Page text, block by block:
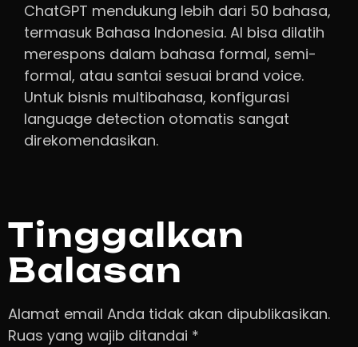
ChatGPT mendukung lebih dari 50 bahasa,
termasuk Bahasa Indonesia. AI bisa dilatih
merespons dalam bahasa formal, semi-
formal, atau santai sesuai brand voice.
Untuk bisnis multibahasa, konfigurasi
language detection otomatis sangat
direkomendasikan.
Tinggalkan
Balasan
Alamat email Anda tidak akan dipublikasikan.
Ruas yang wajib ditandai *